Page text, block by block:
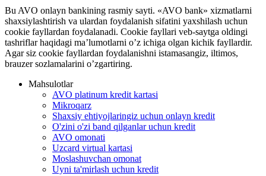
Bu AVO onlayn bankining rasmiy sayti. «AVO bank» xizmatlarni
shaxsiylashtirish va ulardan foydalanish sifatini yaxshilash uchun
cookie fayllardan foydalanadi. Cookie fayllari veb-saytga oldingi
tashriflar haqidagi ma’lumotlarni o’z ichiga olgan kichik fayllardir.
Agar siz cookie fayllardan foydalanishni istamasangiz, iltimos,
brauzer sozlamalarini o’zgartiring.
Mahsulotlar
AVO platinum kredit kartasi
Mikroqarz
Shaxsiy ehtiyojlaringiz uchun onlayn kredit
O'zini o'zi band qilganlar uchun kredit
AVO omonati
Uzcard virtual kartasi
Moslashuvchan omonat
Uyni ta'mirlash uchun kredit